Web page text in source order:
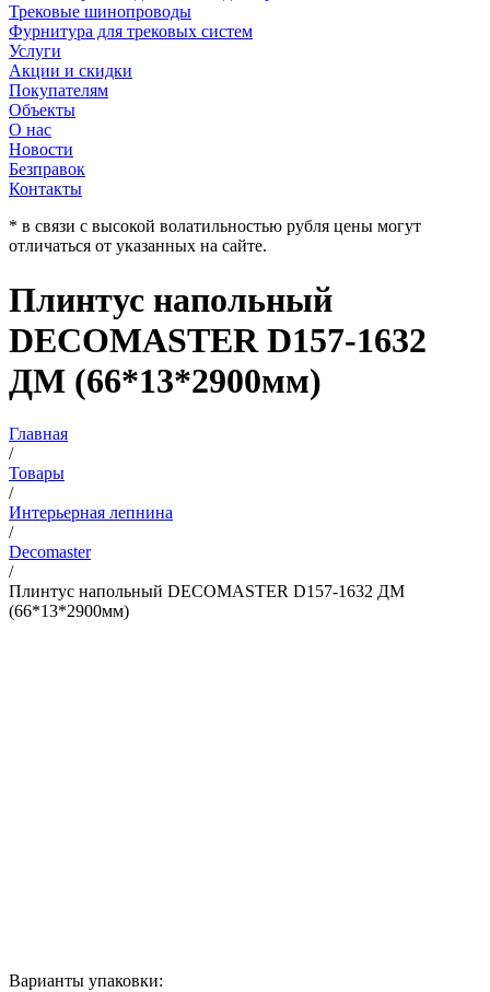
Трековые шинопроводы
Фурнитура для трековых систем
Услуги
Акции и скидки
Покупателям
Объекты
О нас
Новости
Безправок
Контакты
* в связи с высокой волатильностью рубля цены могут
отличаться от указанных на сайте.
Плинтус напольный
DECOMASTER D157-1632
ДМ (66*13*2900мм)
Главная
/
Товары
/
Интерьерная лепнина
/
Decomaster
/
Плинтус напольный DECOMASTER D157-1632 ДМ
(66*13*2900мм)
Варианты упаковки: